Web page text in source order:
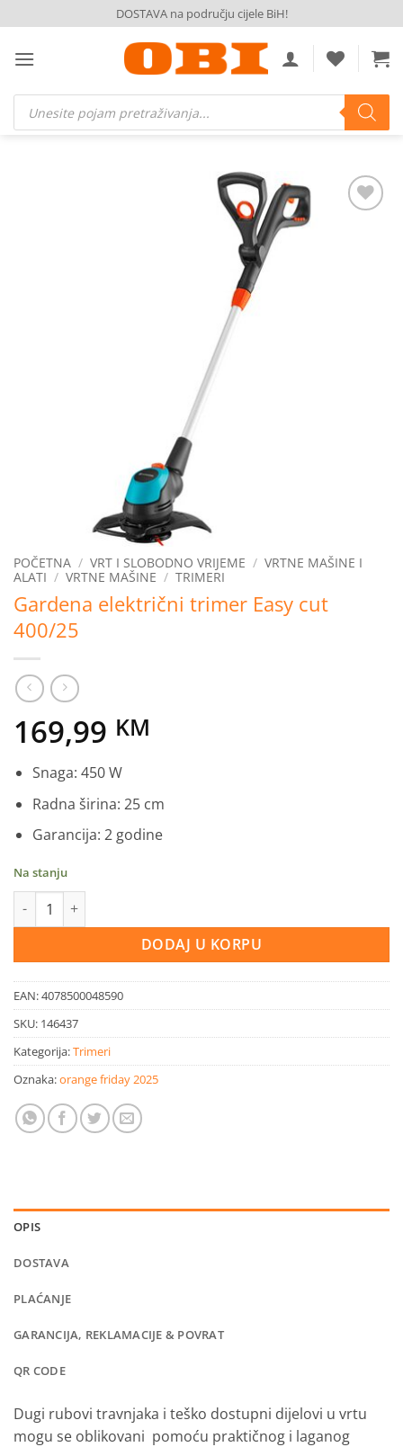
to
content
DOSTAVA na području cijele BiH!
Products
search
POČETNA / VRT I SLOBODNO VRIJEME / VRTNE MAŠINE I
ALATI / VRTNE MAŠINE / TRIMERI
Gardena električni trimer Easy cut
400/25
169,99 KM
Snaga: 450 W
Radna širina: 25 cm
Garancija: 2 godine
Na stanju
Gardena električni trimer Easy cut 400/25 količina
DODAJ U KORPU
EAN:4078500048590
SKU: 146437
Kategorija:Trimeri
Oznaka:orange friday 2025
OPIS
DOSTAVA
PLAĆANJE
GARANCIJA, REKLAMACIJE & POVRAT
QR CODE
Dugi rubovi travnjaka i teško dostupni dijelovi u vrtu
mogu se oblikovani pomoću praktičnog i laganog